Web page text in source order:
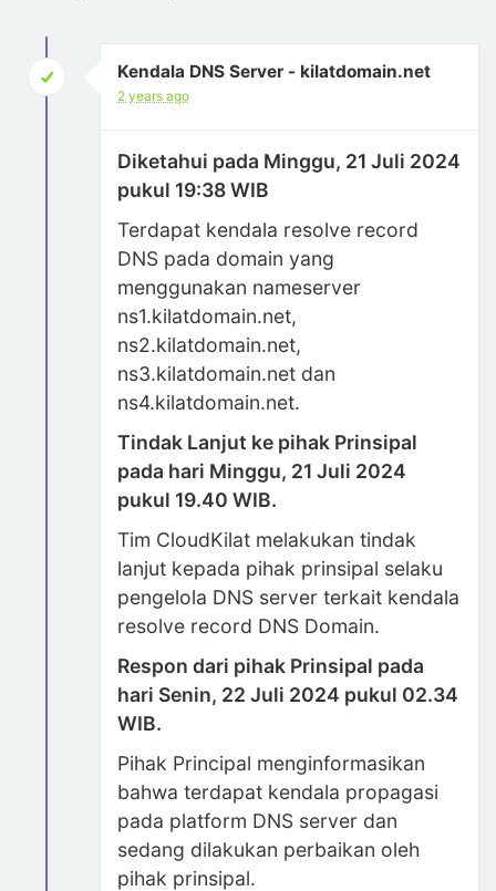
Kendala DNS Server - kilatdomain.net
2 years ago
Diketahui pada Minggu, 21 Juli 2024
pukul 19:38 WIB
Terdapat kendala resolve record
DNS pada domain yang
menggunakan nameserver
ns1.kilatdomain.net,
ns2.kilatdomain.net,
ns3.kilatdomain.net dan
ns4.kilatdomain.net.
Tindak Lanjut ke pihak Prinsipal
pada hari Minggu, 21 Juli 2024
pukul 19.40 WIB.
Tim CloudKilat melakukan tindak
lanjut kepada pihak prinsipal selaku
pengelola DNS server terkait kendala
resolve record DNS Domain.
Respon dari pihak Prinsipal pada
hari Senin, 22 Juli 2024 pukul 02.34
WIB.
Pihak Principal menginformasikan
bahwa terdapat kendala propagasi
pada platform DNS server dan
sedang dilakukan perbaikan oleh
pihak prinsipal.